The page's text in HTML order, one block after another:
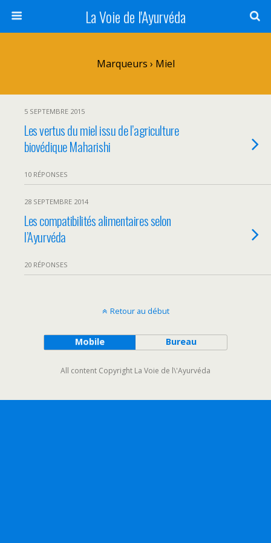
La Voie de l'Ayurvéda
Marqueurs › Miel
5 SEPTEMBRE 2015
Les vertus du miel issu de l’agriculture
biovédique Maharishi
10 RÉPONSES
28 SEPTEMBRE 2014
Les compatibilités alimentaires selon
l’Ayurvéda
20 RÉPONSES
Retour au début
Mobile Bureau
All content Copyright La Voie de l\'Ayurvéda